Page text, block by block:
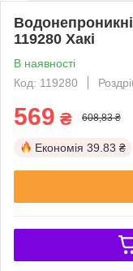
119280 Хакі
В наявності
Код: 119280
569 ₴ 608,83 ₴
Економія 39.83 ₴